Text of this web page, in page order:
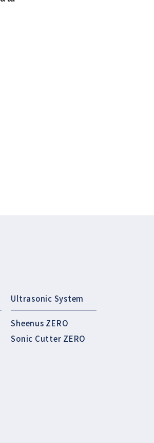
Ultrasonic System
Sheenus ZERO
Sonic Cutter ZERO